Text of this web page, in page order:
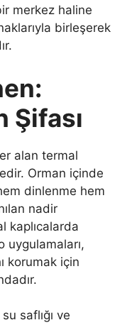
merkez haline
birleşerek
Şifası
alan termal
Orman içinde
dinlenme hem
nadir
kaplıcalarda
uygulamaları,
korumak için
saflığı ve